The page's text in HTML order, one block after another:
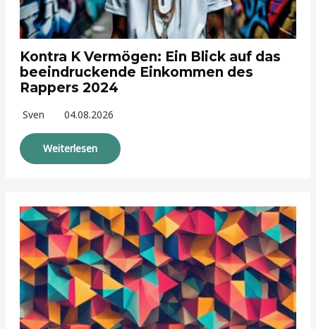
Kontra K Vermögen: Ein Blick auf das
beeindruckende Einkommen des
Rappers 2024
Sven 04.08.2026
Weiterlesen